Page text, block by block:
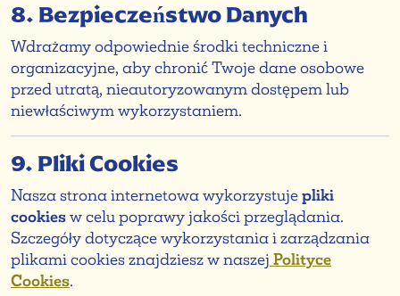
8. Bezpieczeństwo Danych
Wdrażamy odpowiednie środki techniczne i
organizacyjne, aby chronić Twoje dane osobowe
przed utratą, nieautoryzowanym dostępem lub
niewłaściwym wykorzystaniem.
9. Pliki Cookies
Nasza strona internetowa wykorzystujepliki
cookiesw celu poprawy jakości przeglądania.
Szczegóły dotyczące wykorzystania i zarządzania
plikami cookies znajdziesz w naszej Polityce
Cookies.